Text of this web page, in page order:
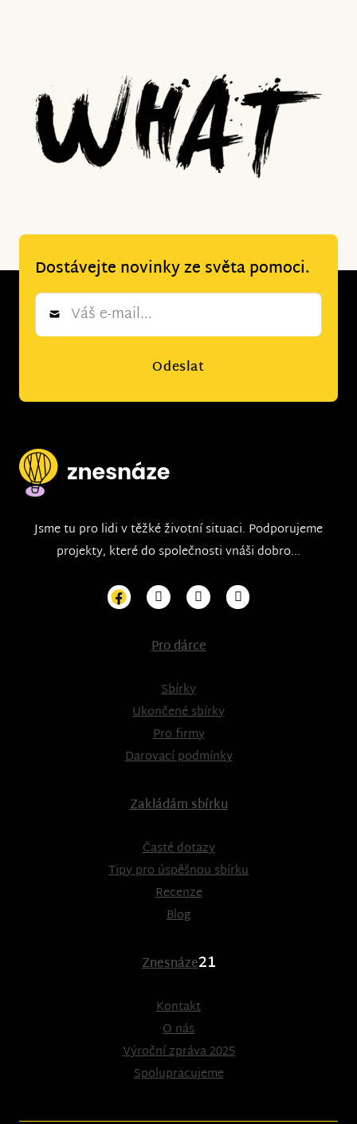
Dostávejte novinky ze světa pomoci.
Newsletter
Odeslat
Jsme tu pro lidi v těžké životní situaci. Podporujeme
projekty, které do společnosti vnáši dobro...
Pro dárce
Sbírky
Ukončené sbírky
Pro firmy
Darovací podmínky
Zakládám sbírku
Časté dotazy
Tipy pro úspěšnou sbírku
Recenze
Blog
Znesnáze21
Kontakt
O nás
Výroční zpráva 2025
Spolupracujeme